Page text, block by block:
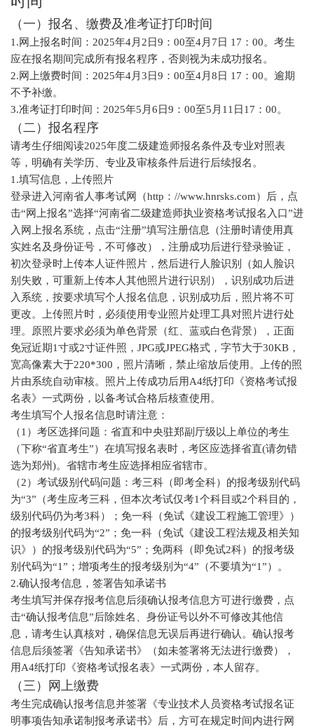
（一）报名、缴费及准考证打印时间
1.网上报名时间：2025年4月2日9：00至4月7日 17：00。考生
应在报名期间完成所有报名程序，否则视为未成功报名。
2.网上缴费时间：2025年4月3日9：00至4月8日 17：00。逾期
不予补缴。
3.准考证打印时间：2025年5月6日9：00至5月11日17：00。
（二）报名程序
请考生仔细阅读2025年度二级建造师报名条件及专业对照表
等，明确有关学历、专业及审核条件后进行后续报名。
1.填写信息，上传照片
登录进入河南省人事考试网（http：//www.hnrsks.com）后，点
击“网上报名”选择“河南省二级建造师执业资格考试报名入口”进
入网上报名系统，点击“注册”填写注册信息（注册时请使用真
实姓名及身份证号，不可修改），注册成功后进行登录验证，
初次登录时上传本人证件照片，然后进行人脸识别（如人脸识
别失败，可重新上传本人其他照片进行识别），识别成功后进
入系统，按要求填写个人报名信息，识别成功后，照片将不可
更改。上传照片时，必须使用专业照片处理工具对照片进行处
理。原照片要求必须为单色背景（红、蓝或白色背景），正面
免冠近期1寸或2寸证件照，JPG或JPEG格式，字节大于30KB，
宽高像素大于220*300，照片清晰，禁止缩放后使用。上传的照
片由系统自动审核。照片上传成功后用A4纸打印《资格考试报
名表》一式两份，以备考试合格后核查使用。
考生填写个人报名信息时请注意：
（1）考区选择问题：省直和中央驻郑副厅级以上单位的考生
（下称“省直考生”）在填写报名表时，考区应选择省直(请勿错
选为郑州)。省辖市考生应选择相应省辖市。
（2）考试级别代码问题：考三科（即考全科）的报考级别代码
为“3”（考生应考三科，但本次考试仅考1个科目或2个科目的，
级别代码仍为考3科）；免一科（免试《建设工程施工管理》）
的报考级别代码为“2”；免一科（免试《建设工程法规及相关知
识》）的报考级别代码为“5”；免两科（即免试2科）的报考级
别代码为“1”；增项考生的报考级别为“4”（不要填为“1”）。
2.确认报考信息，签署告知承诺书
考生填写并保存报考信息后须确认报考信息方可进行缴费，点
击“确认报考信息”后除姓名、身份证号以外不可修改其他信
息，请考生认真核对，确保信息无误后再进行确认。确认报考
信息后须签署《告知承诺书》（如未签署将无法进行缴费），
用A4纸打印《资格考试报名表》一式两份，本人留存。
（三）网上缴费
考生完成确认报考信息并签署《专业技术人员资格考试报名证
明事项告知承诺制报考承诺书》后，方可在规定时间内进行网